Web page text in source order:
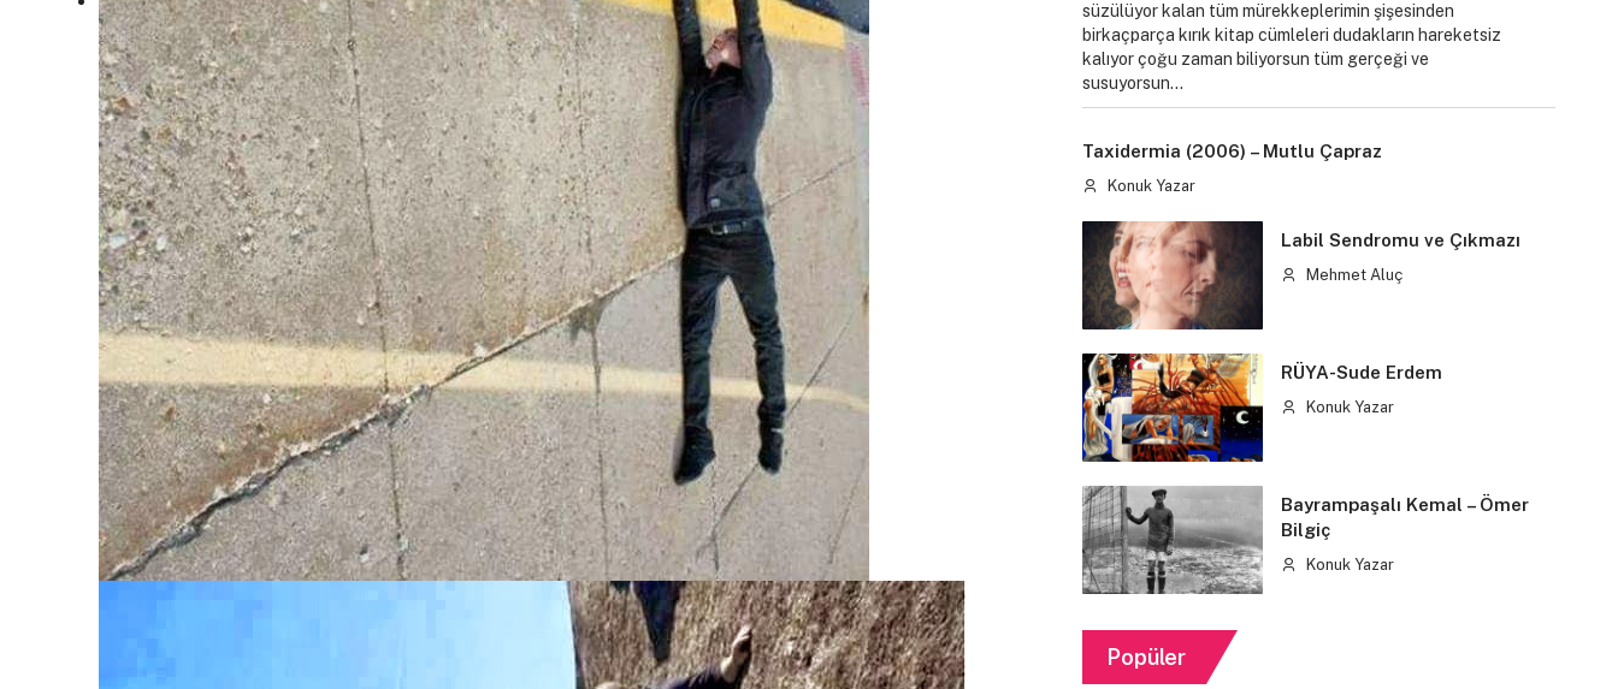
süzülüyor kalan tüm mürekkeplerimin şişesinden
birkaçparça kırık kitap cümleleri dudakların hareketsiz
kalıyor çoğu zaman biliyorsun tüm gerçeği ve
susuyorsun…
Taxidermia (2006) – Mutlu Çapraz
Konuk Yazar
Labil Sendromu ve Çıkmazı
Mehmet Aluç
RÜYA-Sude Erdem
Konuk Yazar
Bayrampaşalı Kemal – Ömer
Bilgiç
Konuk Yazar
Popüler